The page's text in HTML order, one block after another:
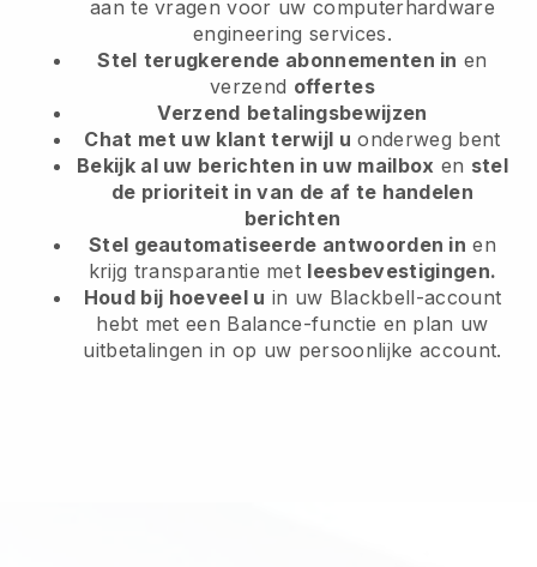
aan te vragenvoor uw computerhardware
engineering services.
Stel terugkerende abonnementen in en
verzend offertes
Verzend betalingsbewijzen
Chat met uw klant terwijl u onderweg bent
Bekijk al uw berichten in uw mailbox en stel
de prioriteit in van de af te handelen
berichten
Stel geautomatiseerde antwoorden in en
krijg transparantie met leesbevestigingen.
Houd bij hoeveel u in uw Blackbell-account
hebt met een Balance-functie en plan uw
uitbetalingen in op uw persoonlijke account.